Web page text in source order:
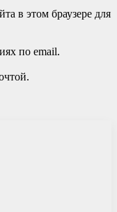
в этом браузере для
по email.